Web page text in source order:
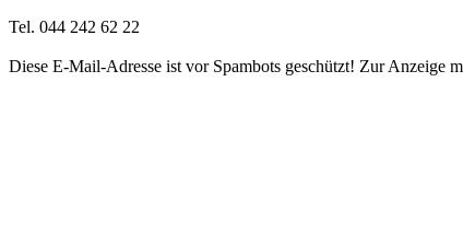
Tel. 044 242 62 22
Diese E-Mail-Adresse ist vor Spambots geschützt! Zur Anzeige